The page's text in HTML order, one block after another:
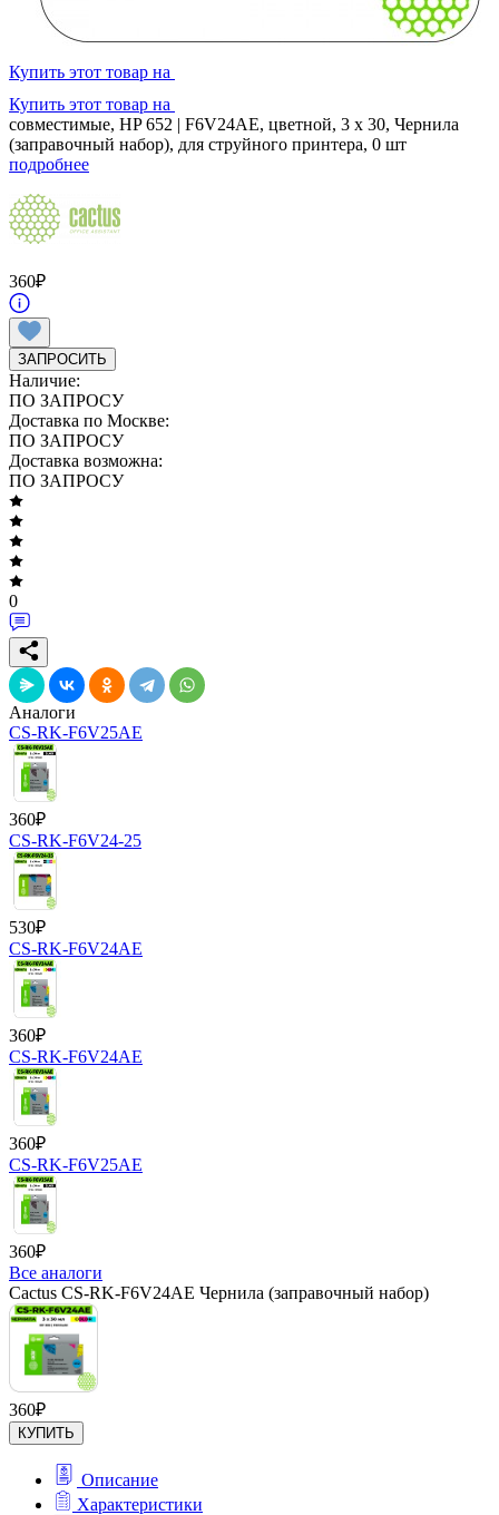
Купить этот товар на
Купить этот товар на
совместимые, HP 652 | F6V24AE, цветной, 3 x 30, Чернила
(заправочный набор), для струйного принтера, 0 шт
подробнее
360₽
ЗАПРОСИТЬ
Наличие:
ПО ЗАПРОСУ
Доставка по Москве:
ПО ЗАПРОСУ
Доставка возможна:
ПО ЗАПРОСУ
0
Аналоги
CS-RK-F6V25AE
360₽
CS-RK-F6V24-25
530₽
CS-RK-F6V24AE
360₽
CS-RK-F6V24AE
360₽
CS-RK-F6V25AE
360₽
Все аналоги
Cactus CS-RK-F6V24AE Чернила (заправочный набор)
360₽
КУПИТЬ
Описание
Характеристики